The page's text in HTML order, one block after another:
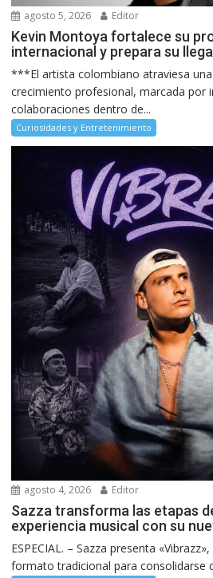
agosto 5, 2026 Editor
Kevin Montoya fortalece su
internacional y prepara su
***El artista colombiano atraviesa
crecimiento profesional, marcada por
colaboraciones dentro de...
Curiosidades y Entretenimiento
agosto 4, 2026 Editor
Sazza transforma las etapas
experiencia musical con su
ESPECIAL. – Sazza presenta
formato tradicional para consolidarse